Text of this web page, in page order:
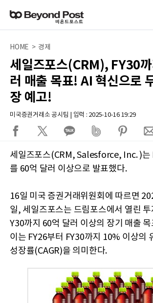
HOME > 경제
세일즈포스(CRM), FY30
러 매출 목표! AI 혁신으로
장 예고!
미국증권거래소 공시팀 | 입력 : 2025-10-16 19:29
세일즈포스(CRM, Salesforce, Inc. )는
를 60억 달러 이상으로 발표했다.
16일 미국 증권거래위원회에 따르면
일, 세일즈포스는 드림포스에서 열린
Y30까지 60억 달러 이상의 장기 매출
이는 FY26부터 FY30까지 10% 이상의
성장률(CAGR)을 의미한다.